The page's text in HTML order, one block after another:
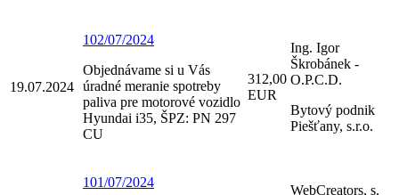
19.07.2024
102/07/2024
Objednávame si u Vás
úradné meranie spotreby
paliva pre motorové vozidlo
Hyundai i35, ŠPZ: PN 297
CU
312,00
EUR
Ing. Igor
Škrobánek -
O.P.C.D.
Bytový podnik
Piešťany, s.r.o.
101/07/2024
WebCreators, s.